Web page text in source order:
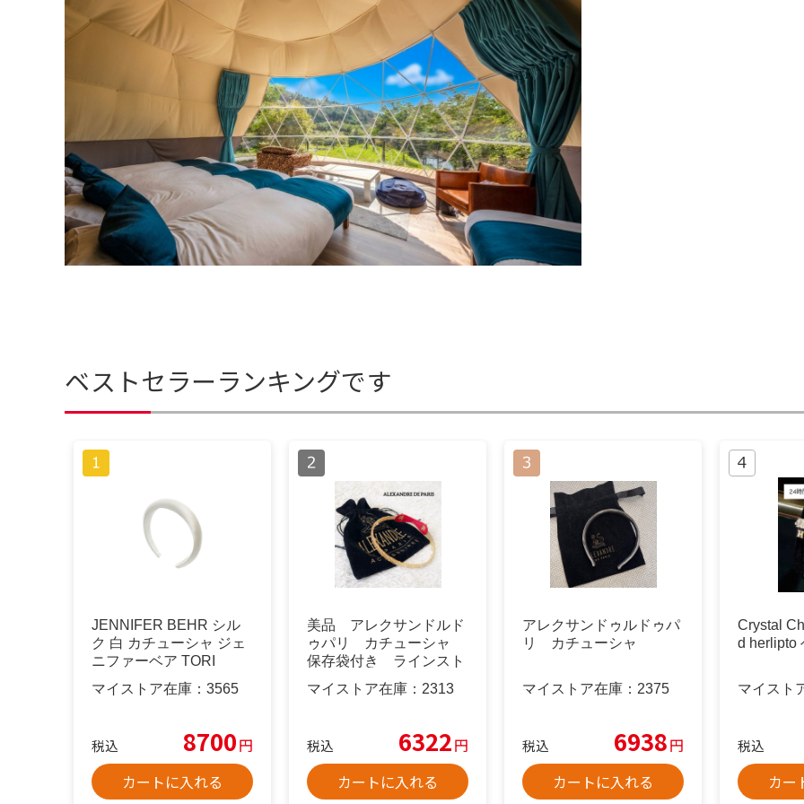
ベストセラーランキングです
JENNIFER BEHR シル
ク 白 カチューシャ ジェ
ニファーベア TORI
マイストア在庫： 3565
税込 8700円
カートに入れる
美品 アレクサンドルド
ゥパリ カチューシャ
保存袋付き ラインスト
ーン ゴールド
マイストア在庫： 2313
税込 6322円
カートに入れる
アレクサンドゥルドゥパ
リ カチューシャ
マイストア在庫： 2375
税込 6938円
カートに入れる
Crystal
d herlipto
マイスト
税込
カー